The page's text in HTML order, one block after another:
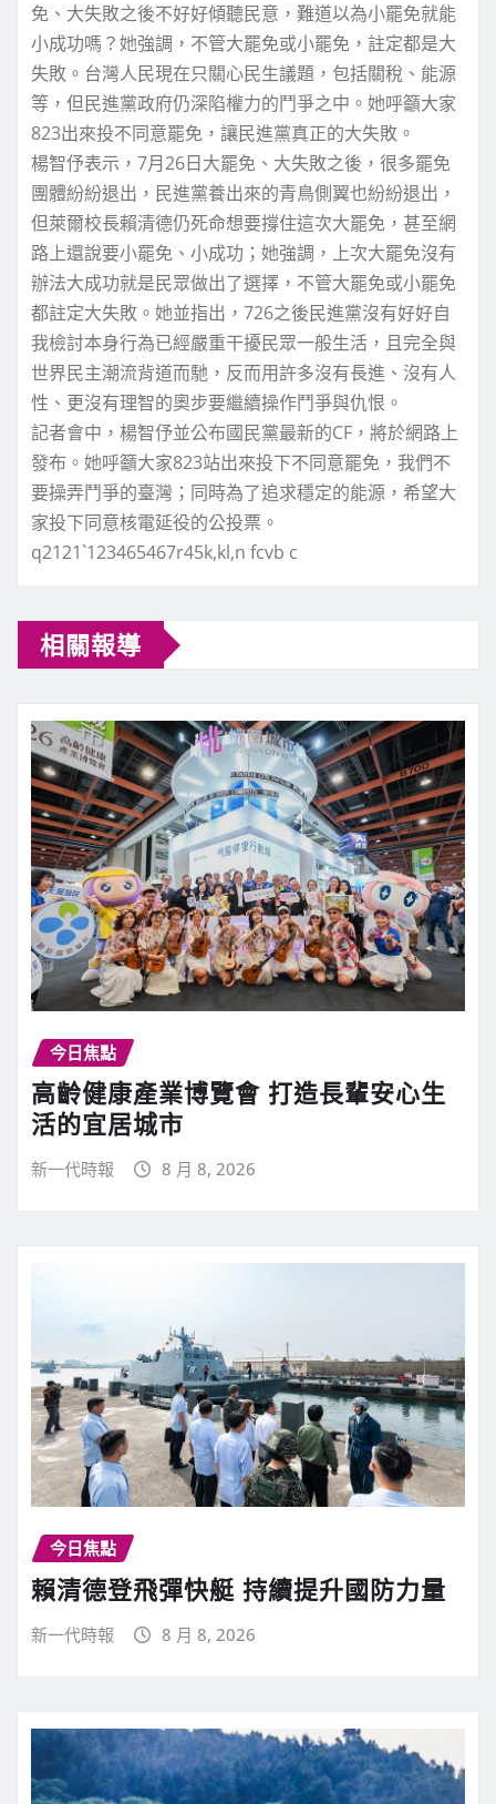
免、大失敗之後不好好傾聽民意，難道以為小罷免就能
小成功嗎？她強調，不管大罷免或小罷免，註定都是大
失敗。台灣人民現在只關心民生議題，包括關稅、能源
等，但民進黨政府仍深陷權力的鬥爭之中。她呼籲大家
823出來投不同意罷免，讓民進黨真正的大失敗。
楊智伃表示，7月26日大罷免、大失敗之後，很多罷免
團體紛紛退出，民進黨養出來的青鳥側翼也紛紛退出，
但萊爾校長賴清德仍死命想要撐住這次大罷免，甚至網
路上還說要小罷免、小成功；她強調，上次大罷免沒有
辦法大成功就是民眾做出了選擇，不管大罷免或小罷免
都註定大失敗。她並指出，726之後民進黨沒有好好自
我檢討本身行為已經嚴重干擾民眾一般生活，且完全與
世界民主潮流背道而馳，反而用許多沒有長進、沒有人
性、更沒有理智的奧步要繼續操作鬥爭與仇恨。
記者會中，楊智伃並公布國民黨最新的CF，將於網路上
發布。她呼籲大家823站出來投下不同意罷免，我們不
要操弄鬥爭的臺灣；同時為了追求穩定的能源，希望大
家投下同意核電延役的公投票。
q2121`123465467r45k,kl,n fcvb c
相關報導
今日焦點
高齡健康產業博覽會 打造長輩安心生
活的宜居城市
新一代時報 8 月 8, 2026
今日焦點
賴清德登飛彈快艇 持續提升國防力量
新一代時報 8 月 8, 2026